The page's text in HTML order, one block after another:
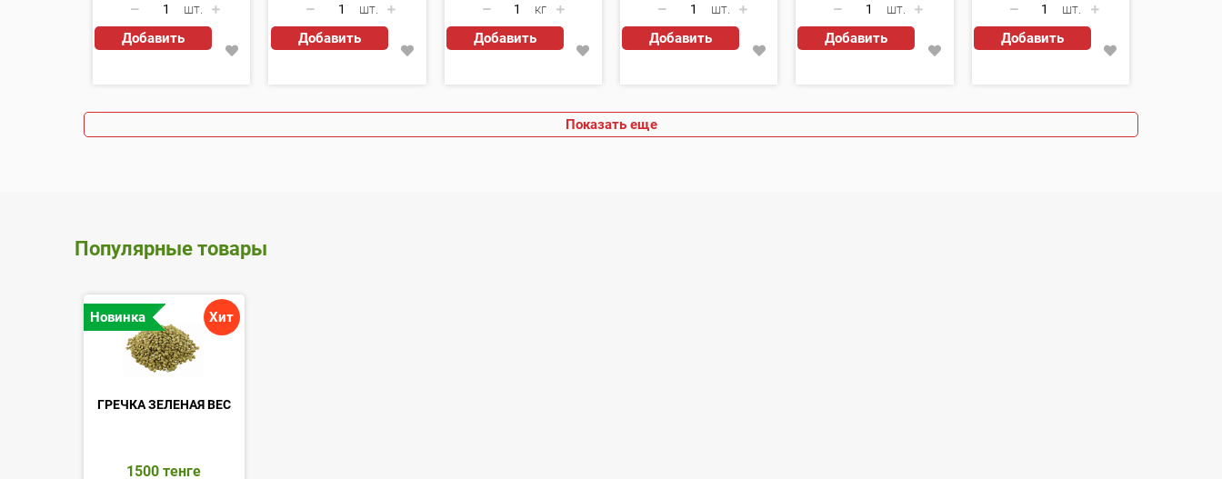
шт.
Добавить
шт.
Добавить
кг
Добавить
шт.
Добавить
шт.
Добавить
шт.
Добавить
Показать еще
Популярные товары
Новинка Хит
ГРЕЧКА ЗЕЛЕНАЯ ВЕС
1500тенге